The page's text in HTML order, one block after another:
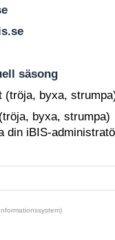
säsong
(tröja, byxa,
byxa, strumpa)
din iBIS-